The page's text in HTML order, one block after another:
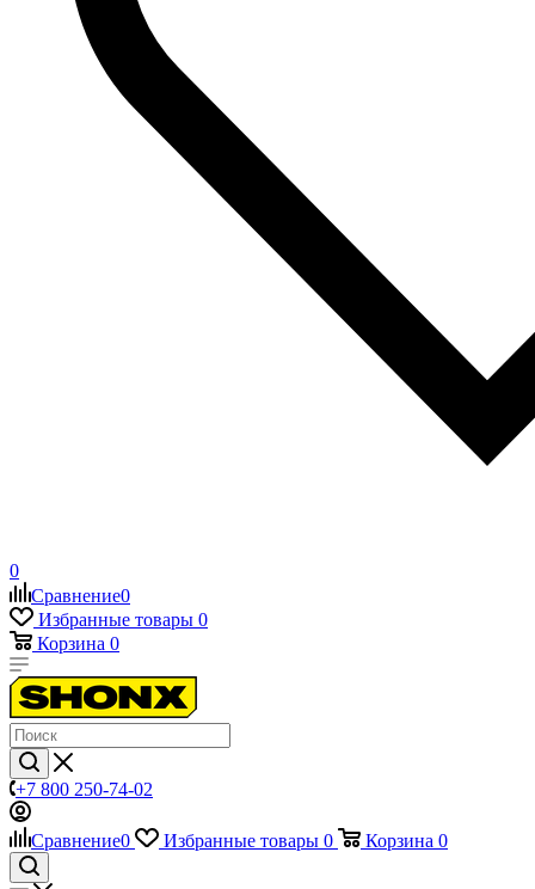
0
Сравнение0
Избранные товары 0
Корзина 0
+7 800 250-74-02
Сравнение0 Избранные товары 0 Корзина 0